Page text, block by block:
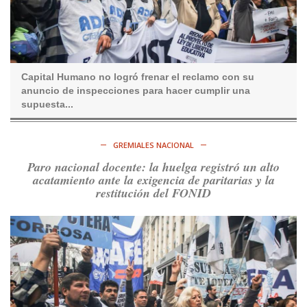
Consenso Patagónico
@consensopatagon
5d
RT@caortega64:https://t.co/q6PsJKqeuz
Ver en X
Consenso Patagónico
derechos y por su organización. Hoy lo vuelven a intentar.
Ver en X
@consensopatagon
5d
RT@caortega64: A #50AñosDelGolpe, la memoria es
presente y es futuro. https://t.co/uhRcKnCCc5
Ver en X
Capital Humano no logró frenar el reclamo con su
anuncio de inspecciones para hacer cumplir una
supuesta...
GREMIALES NACIONAL
Paro nacional docente: la huelga registró un alto
acatamiento ante la exigencia de paritarias y la
restitución del FONID